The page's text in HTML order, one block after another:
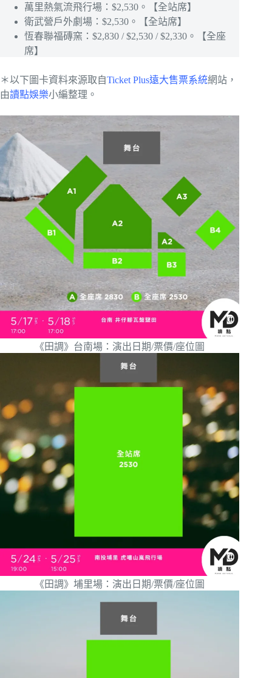
萬里熱氣流飛行場：$2,530。【全站席】
衛武營戶外劇場：$2,530。【全站席】
恆春聯福磚窯：$2,830 / $2,530 / $2,330。【全座
席】
＊以下圖卡資料來源取自Ticket Plus遠大售票系統網站，
由讀點娛樂小編整理。
《田調》台南場：演出日期/票價/座位圖
《田調》埔里場：演出日期/票價/座位圖